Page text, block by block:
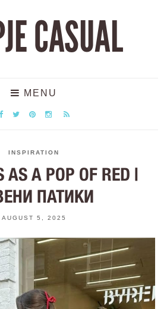
CASUAL
MENU
INSPIRATION
AS A POP OF RED |
ПАТИКИ
AUGUST 5, 2025